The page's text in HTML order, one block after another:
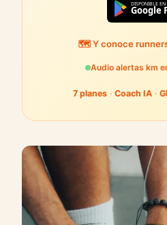
DISPONIBLE EN
Google
🗺️ Y conoce
Audio alertas km
7 planes · Coach IA ·